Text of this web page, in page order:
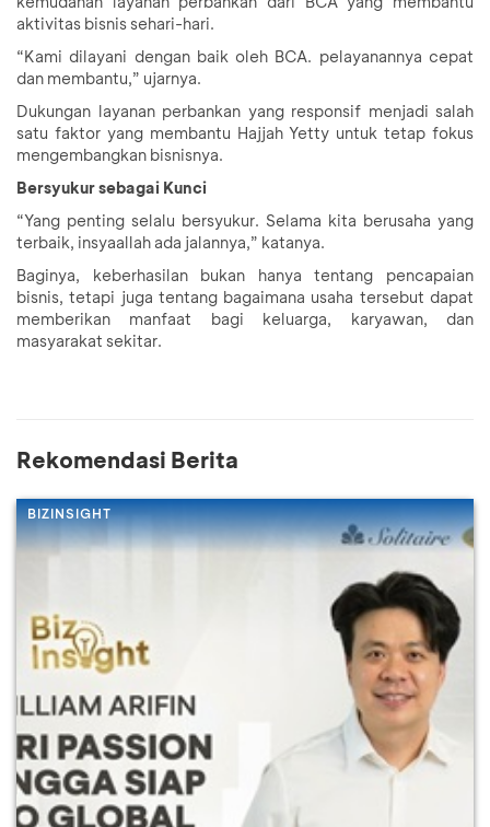
aktivitas bisnis sehari-hari.
“Kami dilayani dengan baik oleh BCA. pelayanannya cepat
dan membantu,” ujarnya.
Dukungan layanan perbankan yang responsif menjadi salah
satu faktor yang membantu Hajjah Yetty untuk tetap fokus
mengembangkan bisnisnya.
Bersyukur sebagai Kunci
“Yang penting selalu bersyukur. Selama kita berusaha yang
terbaik, insyaallah ada jalannya,” katanya.
Baginya, keberhasilan bukan hanya tentang pencapaian
bisnis, tetapi juga tentang bagaimana usaha tersebut dapat
memberikan manfaat bagi keluarga, karyawan, dan
masyarakat sekitar.
Rekomendasi Berita
BIZINSIGHT